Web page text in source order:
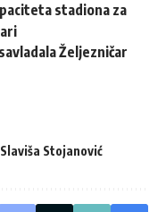
stadiona za
Željezničar
Slaviša Stojanović